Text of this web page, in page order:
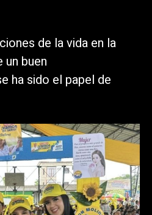
de la vida en la
buen
ha sido el papel de